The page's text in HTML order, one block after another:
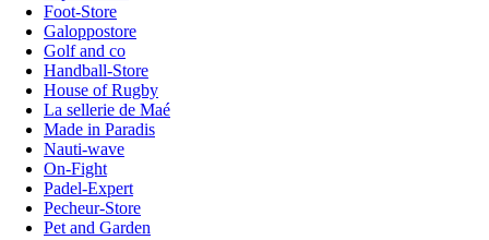
Foot-Store
Galoppostore
Golf and co
Handball-Store
House of Rugby
La sellerie de Maé
Made in Paradis
Nauti-wave
On-Fight
Padel-Expert
Pecheur-Store
Pet and Garden